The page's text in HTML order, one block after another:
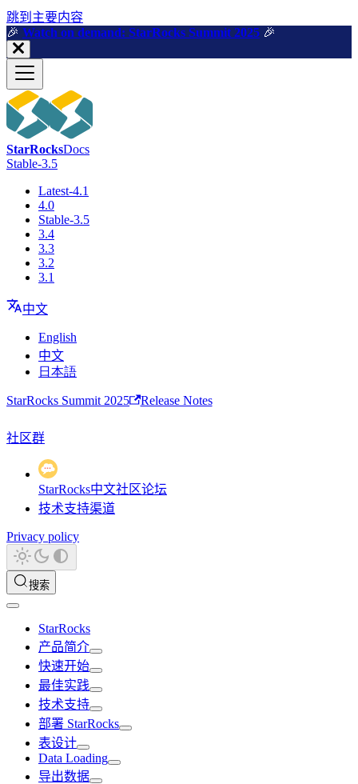
跳到主要内容
🎉️ Watch on demand: StarRocks Summit 2025 🎉️
StarRocksDocs
Stable-3.5
Latest-4.1
4.0
Stable-3.5
3.4
3.3
3.2
3.1
中文
English
中文
日本語
StarRocks Summit 2025 Release Notes
社区群
StarRocks中文社区论坛
技术支持渠道
Privacy policy
搜索
StarRocks
产品简介
快速开始
最佳实践
技术支持
部署 StarRocks
表设计
Data Loading
导出数据